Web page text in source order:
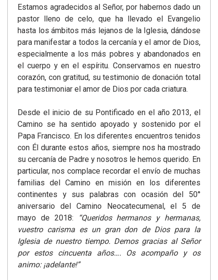
Estamos agradecidos al Señor, por habernos dado un
pastor lleno de celo, que ha llevado el Evangelio
hasta los ámbitos más lejanos de la Iglesia, dándose
para manifestar a todos la cercanía y el amor de Dios,
especialmente a los más pobres y abandonados en
el cuerpo y en el espíritu. Conservamos en nuestro
corazón, con gratitud, su testimonio de donación total
para testimoniar el amor de Dios por cada criatura.
Desde el inicio de su Pontificado en el año 2013, el
Camino se ha sentido apoyado y sostenido por el
Papa Francisco. En los diferentes encuentros tenidos
con Él durante estos años, siempre nos ha mostrado
su cercanía de Padre y nosotros le hemos querido. En
particular, nos complace recordar el envío de muchas
familias del Camino en misión en los diferentes
continentes y sus palabras con ocasión del 50°
aniversario del Camino Neocatecumenal, el 5 de
mayo de 2018:
“Queridos hermanos y hermanas,
vuestro carisma es un gran don de Dios para la
Iglesia de nuestro tiempo. Demos gracias al Señor
por estos cincuenta años…. Os acompaño y os
animo: ¡adelante!”